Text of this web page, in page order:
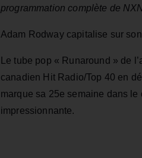
programmation complète de
Adam Rodway capitalise sur
Le tube pop « Runaround » de
canadien Hit Radio/Top 40 en
marque sa 25e semaine dans
impressionnante.